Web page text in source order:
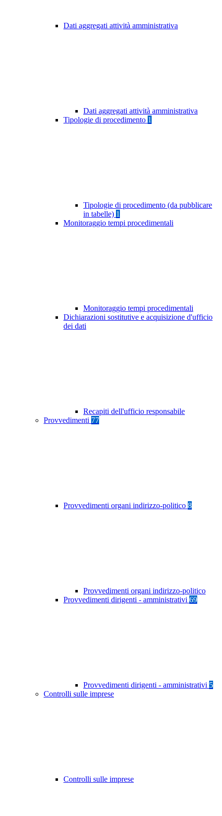
Dati aggregati attività amministrativa
Dati aggregati attività amministrativa
Tipologie di procedimento 1
Tipologie di procedimento (da pubblicare
in tabelle) 1
Monitoraggio tempi procedimentali
Monitoraggio tempi procedimentali
Dichiarazioni sostitutive e acquisizione d'ufficio
dei dati
Recapiti dell'ufficio responsabile
Provvedimenti 77
Provvedimenti organi indirizzo-politico 8
Provvedimenti organi indirizzo-politico
Provvedimenti dirigenti - amministrativi 69
Provvedimenti dirigenti - amministrativi 5
Controlli sulle imprese
Controlli sulle imprese